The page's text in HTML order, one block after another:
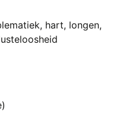
hart, longen,